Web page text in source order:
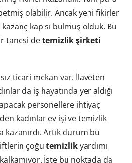
olabilir. Ancak yeni fikirler
kapısı bulmuş olduk. Bu
tanesi detemizlik şirketi
ticari mekan var. İlaveten
da iş hayatında yer aldığı
personellere ihtiyaç
kadınlar ev işi ve temizlik
Artık durum bu
çoğu temizlikyardımı
İşte bu noktada da